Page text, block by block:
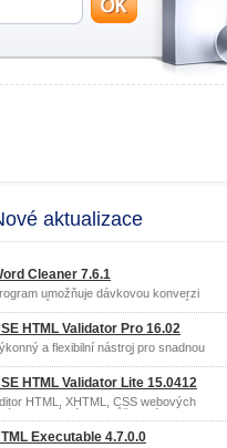
aktualizace
Cleaner 7.6.1
umožňuje dávkovou konverzi
aplikace Word nebo textů ve
.
HTML Validator Pro 16.02
a flexibilní nástroj pro snadnou
HTML dokumentů.
HTML Validator Lite 15.0412
HTML, XHTML, CSS webových
který vám pomůže psát
korektní HTML kód.
Executable 4.7.0.0